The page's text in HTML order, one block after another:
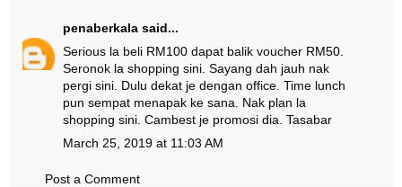
penaberkala said...
Serious la beli RM100 dapat balik voucher RM50.
Seronok la shopping sini. Sayang dah jauh nak
pergi sini. Dulu dekat je dengan office. Time lunch
pun sempat menapak ke sana. Nak plan la
shopping sini. Cambest je promosi dia. Tasabar
March 25, 2019 at 11:03 AM
Post a Comment